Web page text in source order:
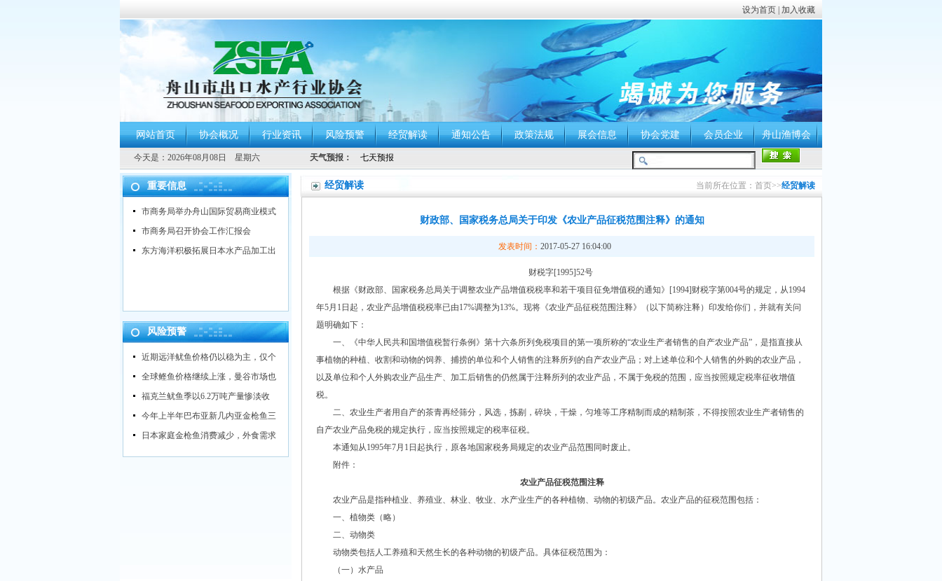
设为首页 加入收藏
网站首页 协会概况 行业资讯 风险预警 经贸解读 通知公告 政策法规 展会信息 协会党建 会员企业 舟山渔博会
今天是： 2026年08月08日 星期六 天气预报：
重要信息
市商务局举办舟山国际贸易商业模式
市商务局召开协会工作汇报会
东方海洋积极拓展日本水产品加工出
风险预警
近期远洋鱿鱼价格仍以稳为主，仅个
全球鲣鱼价格继续上涨，曼谷市场也
福克兰鱿鱼季以6.2万吨产量惨淡收
今年上半年巴布亚新几内亚金枪鱼三
日本家庭金枪鱼消费减少，外食需求
当前所在位置：首页>>经贸解读
经贸解读
财政部、国家税务总局关于印发《农业产品征税范围注释》的通知
发表时间： 2017-05-27 16:04:00
财税字[1995]52号
根据《财政部、国家税务总局关于调整农业产品增值税税率和若干项目征免增值税的通知》[1994]财税字第004号的规定，从1994
年5月1日起，农业产品增值税税率已由17%调整为13%。现将《农业产品征税范围注释》（以下简称注释）印发给你们，并就有关问
题明确如下：
一、《中华人民共和国增值税暂行条例》第十六条所列免税项目的第一项所称的“农业生产者销售的自产农业产品”，是指直接从
事植物的种植、收割和动物的饲养、捕捞的单位和个人销售的注释所列的自产农业产品；对上述单位和个人销售的外购的农业产品，
以及单位和个人外购农业产品生产、加工后销售的仍然属于注释所列的农业产品，不属于免税的范围，应当按照规定税率征收增值
税。
二、农业生产者用自产的茶青再经筛分，风选，拣剔，碎块，干燥，匀堆等工序精制而成的精制茶，不得按照农业生产者销售的
自产农业产品免税的规定执行，应当按照规定的税率征税。
本通知从1995年7月1日起执行，原各地国家税务局规定的农业产品范围同时废止。
附件：
农业产品征税范围注释
农业产品是指种植业、养殖业、林业、牧业、水产业生产的各种植物、动物的初级产品。农业产品的征税范围包括：
一、植物类（略）
二、动物类
动物类包括人工养殖和天然生长的各种动物的初级产品。具体征税范围为：
（一）水产品